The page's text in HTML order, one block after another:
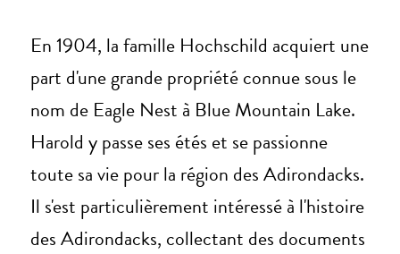
En 1904, la famille Hochschild acquiert une
part d'une grande propriété connue sous le
nom de Eagle Nest à Blue Mountain Lake.
Harold y passe ses étés et se passionne
toute sa vie pour la région des Adirondacks.
Il s'est particulièrement intéressé à l'histoire
des Adirondacks, collectant des documents